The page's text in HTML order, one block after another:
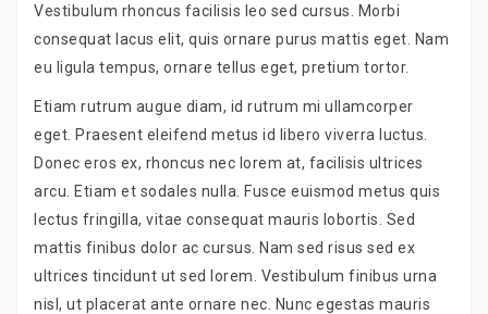
Vestibulum rhoncus facilisis leo sed cursus. Morbi
consequat lacus elit, quis ornare purus mattis eget. Nam
eu ligula tempus, ornare tellus eget, pretium tortor.
Etiam rutrum augue diam, id rutrum mi ullamcorper
eget. Praesent eleifend metus id libero viverra luctus.
Donec eros ex, rhoncus nec lorem at, facilisis ultrices
arcu. Etiam et sodales nulla. Fusce euismod metus quis
lectus fringilla, vitae consequat mauris lobortis. Sed
mattis finibus dolor ac cursus. Nam sed risus sed ex
ultrices tincidunt ut sed lorem. Vestibulum finibus urna
nisl, ut placerat ante ornare nec. Nunc egestas mauris